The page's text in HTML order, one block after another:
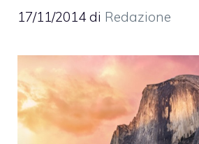
17/11/2014 di Redazione